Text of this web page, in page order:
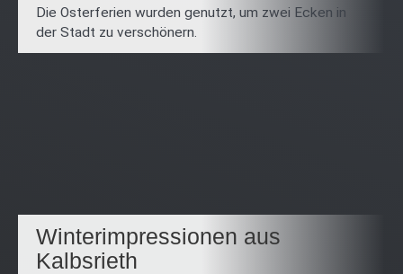
Die Osterferien wurden genutzt, um zwei Ecken in
der Stadt zu verschönern.
Winterimpressionen aus
Kalbsrieth